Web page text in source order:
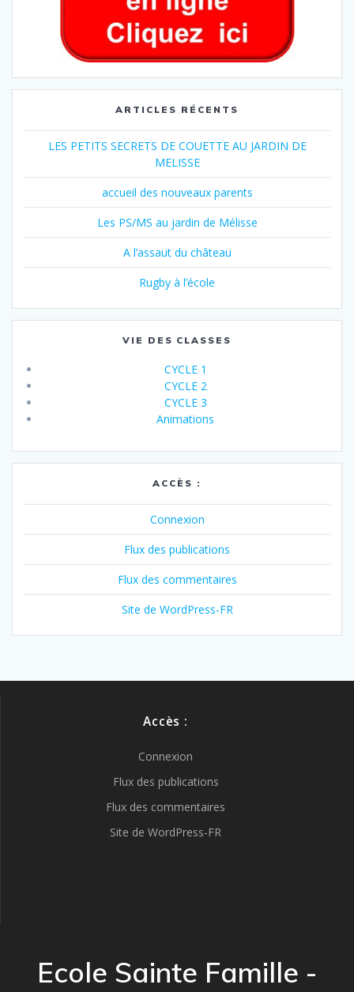
ARTICLES RÉCENTS
LES PETITS SECRETS DE COUETTE AU JARDIN DE
MELISSE
accueil des nouveaux parents
Les PS/MS au jardin de Mélisse
A l’assaut du château
Rugby à l’école
VIE DES CLASSES
CYCLE 1
CYCLE 2
CYCLE 3
Animations
ACCÈS :
Connexion
Flux des publications
Flux des commentaires
Site de WordPress-FR
Accès :
Connexion
Flux des publications
Flux des commentaires
Site de WordPress-FR
Ecole Sainte Famille -